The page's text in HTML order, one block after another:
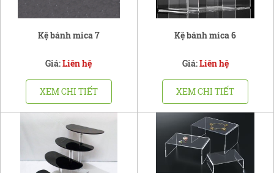
Kệ bánh mica 7
Giá:Liên hệ
XEM CHI TIẾT
Kệ bánh mica 6
Giá:Liên hệ
XEM CHI TIẾT